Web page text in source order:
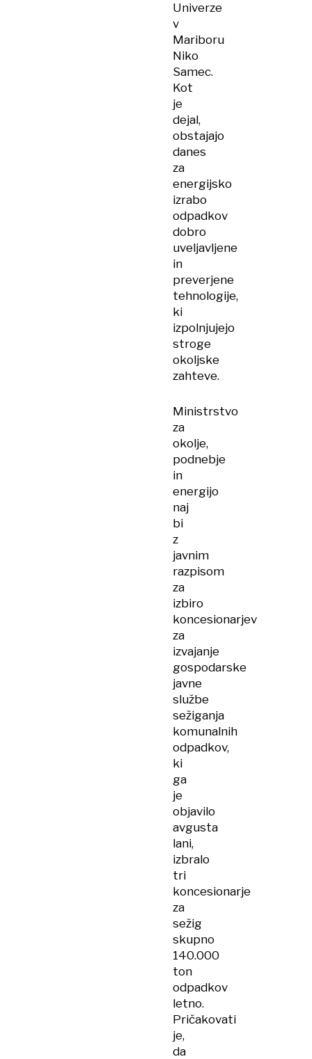
Univerze
v
Mariboru
Niko
Samec.
Kot
je
dejal,
obstajajo
danes
za
energijsko
izrabo
odpadkov
dobro
uveljavljene
in
preverjene
tehnologije,
ki
izpolnjujejo
stroge
okoljske
zahteve.
Ministrstvo
za
okolje,
podnebje
in
energijo
naj
bi
z
javnim
razpisom
za
izbiro
koncesionarjev
za
izvajanje
gospodarske
javne
službe
sežiganja
komunalnih
odpadkov,
ki
ga
je
objavilo
avgusta
lani,
izbralo
tri
koncesionarje
za
sežig
skupno
140.000
ton
odpadkov
letno.
Pričakovati
je,
da